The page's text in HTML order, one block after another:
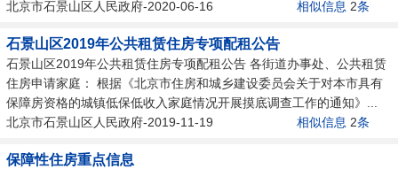
北京市石景山区人民政府-2020-06-16
相似信息 2条
石景山区2019年公共租赁住房专项配租公告
石景山区2019年公共租赁住房专项配租公告 各街道办事处、公共租赁
住房申请家庭： 根据《北京市住房和城乡建设委员会关于对本市具有
保障房资格的城镇低保低收入家庭情况开展摸底调查工作的通知》...
北京市石景山区人民政府-2019-11-19
相似信息 2条
保障性住房重点信息